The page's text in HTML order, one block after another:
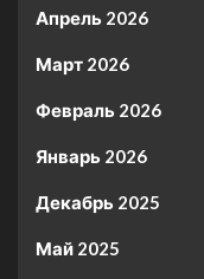
Апрель 2026
Март 2026
Февраль 2026
Январь 2026
Декабрь 2025
Май 2025